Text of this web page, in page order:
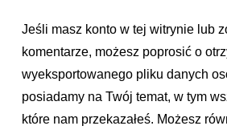
Jeśli masz konto w tej witrynie lub
komentarze, możesz poprosić o
wyeksportowanego pliku danych
posiadamy na Twój temat, w tym
które nam przekazałeś. Możesz